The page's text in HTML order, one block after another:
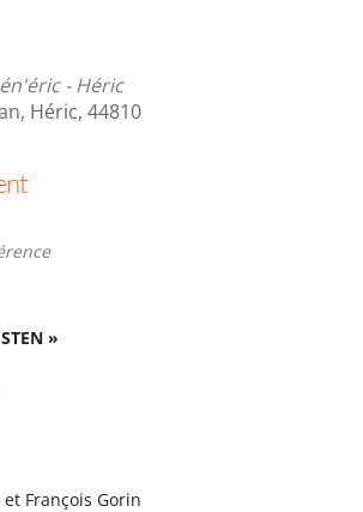
- Héric
Héric, 44810
»
François Gorin